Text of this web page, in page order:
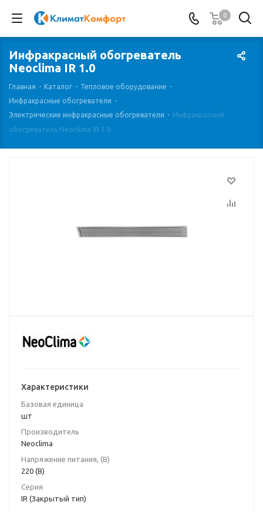
0
Инфракрасный обогреватель
Neoclima IR 1.0
Главная - Каталог - Тепловое оборудование -
Инфракрасные обогреватели -
Электрические инфракрасные обогреватели - Инфракрасный
обогреватель Neoclima IR 1.0
Характеристики
Базовая единица
шт
Производитель
Neoclima
Напряжение питания, (В)
220 (В)
Серия
IR (Закрытый тип)